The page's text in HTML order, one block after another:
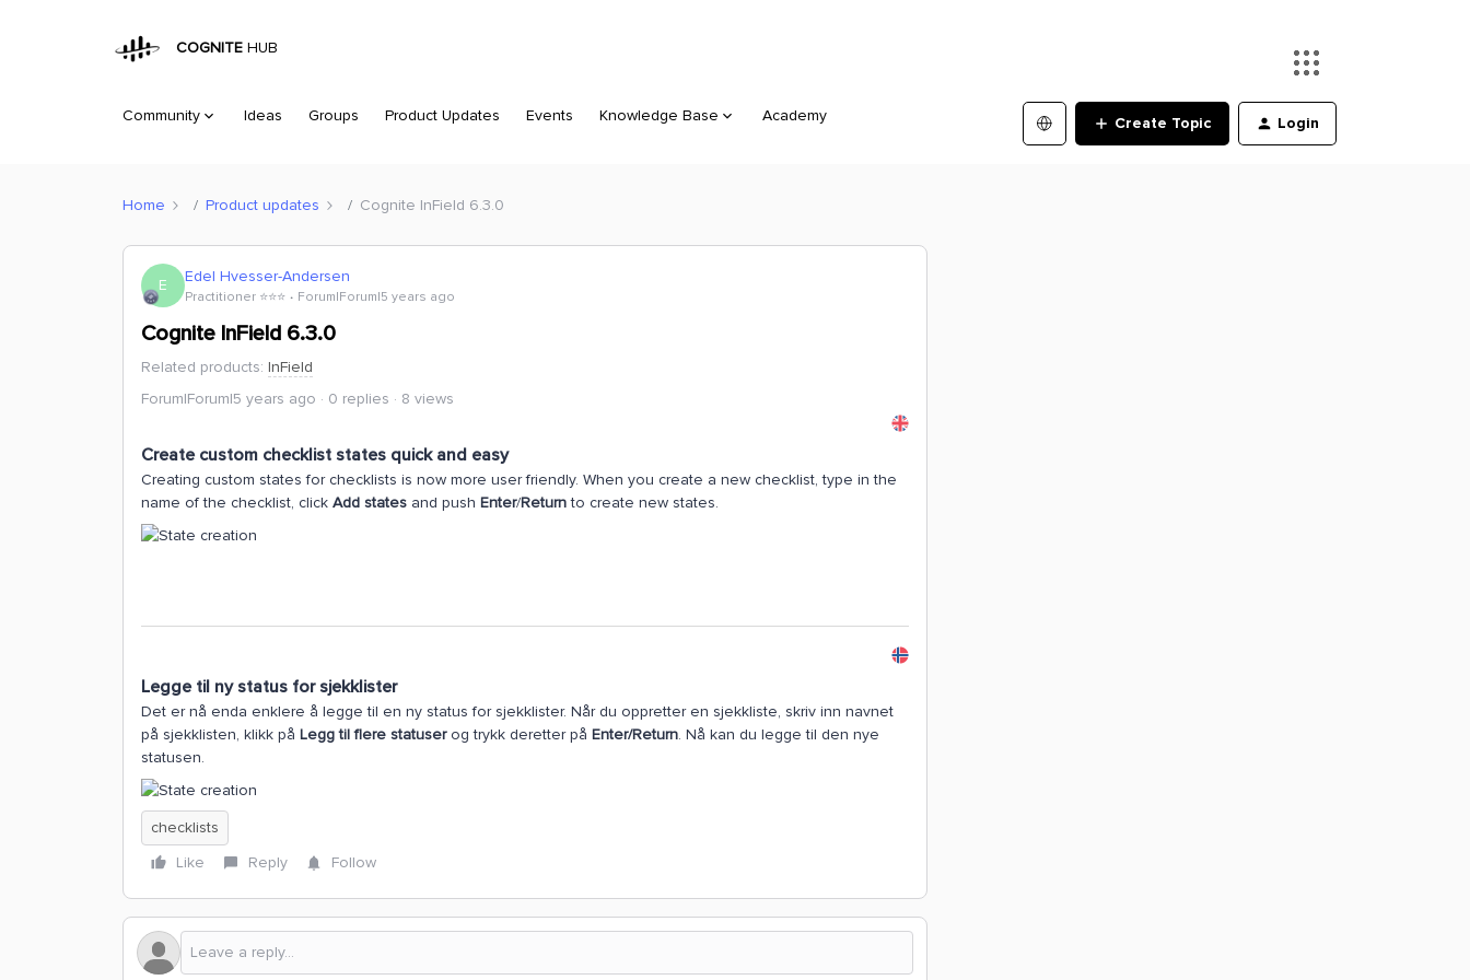
COGNITE HUB
Community Ideas Groups Product Updates Events Knowledge Base Academy Create Topic Login
Home Product updates Cognite InField 6.3.0
E Edel Hvesser-Andersen
Practitioner ⭐️⭐️⭐️ Forum|Forum|5 years ago
Cognite InField 6.3.0
Related products: InField
Forum|Forum|5 years ago
0 replies 8 views
Create custom checklist states quick and easy
Creating custom states for checklists is now more user friendly. When you create a new checklist, type in the
name of the checklist, click Add states and push Enter/Returnto create new states.
Legge til ny status for sjekklister
Det er nå enda enklere å legge til en ny status for sjekklister. Når du oppretter en sjekkliste, skriv inn navnet
på sjekklisten, klikk på Legg til flere statuserog trykk deretter på Enter/Return. Nå kan du legge til den nye
statusen.
checklists
Like
Reply Follow